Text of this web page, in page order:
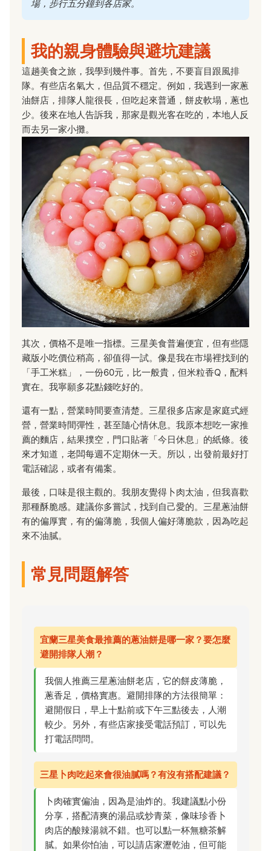
場，步行五分鐘到各店家。
我的親身體驗與避坑建議
這趟美食之旅，我學到幾件事。首先，不要盲目跟風排
隊。有些店名氣大，但品質不穩定。例如，我遇到一家蔥
油餅店，排隊人龍很長，但吃起來普通，餅皮軟塌，蔥也
少。後來在地人告訴我，那家是觀光客在吃的，本地人反
而去另一家小攤。
其次，價格不是唯一指標。三星美食普遍便宜，但有些隱
藏版小吃價位稍高，卻值得一試。像是我在市場裡找到的
「手工米糕」，一份60元，比一般貴，但米粒香Q，配料
實在。我寧願多花點錢吃好的。
還有一點，營業時間要查清楚。三星很多店家是家庭式經
營，營業時間彈性，甚至隨心情休息。我原本想吃一家推
薦的麵店，結果撲空，門口貼著「今日休息」的紙條。後
來才知道，老闆每週不定期休一天。所以，出發前最好打
電話確認，或者有備案。
最後，口味是很主觀的。我朋友覺得卜肉太油，但我喜歡
那種酥脆感。建議你多嘗試，找到自己愛的。三星蔥油餅
有的偏厚實，有的偏薄脆，我個人偏好薄脆款，因為吃起
來不油膩。
常見問題解答
宜蘭三星美食最推薦的蔥油餅是哪一家？要怎麼
避開排隊人潮？
我個人推薦三星蔥油餅老店，它的餅皮薄脆，
蔥香足，價格實惠。避開排隊的方法很簡單：
避開假日，早上十點前或下午三點後去，人潮
較少。另外，有些店家接受電話預訂，可以先
打電話問問。
三星卜肉吃起來會很油膩嗎？有沒有搭配建議？
卜肉確實偏油，因為是油炸的。我建議點小份
分享，搭配清爽的湯品或炒青菜，像味珍香卜
肉店的酸辣湯就不錯。也可以點一杯無糖茶解
膩。如果你怕油，可以請店家瀝乾油，但可能